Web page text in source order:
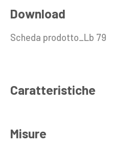
Download
Scheda prodotto_Lb 79
Caratteristiche
Misure